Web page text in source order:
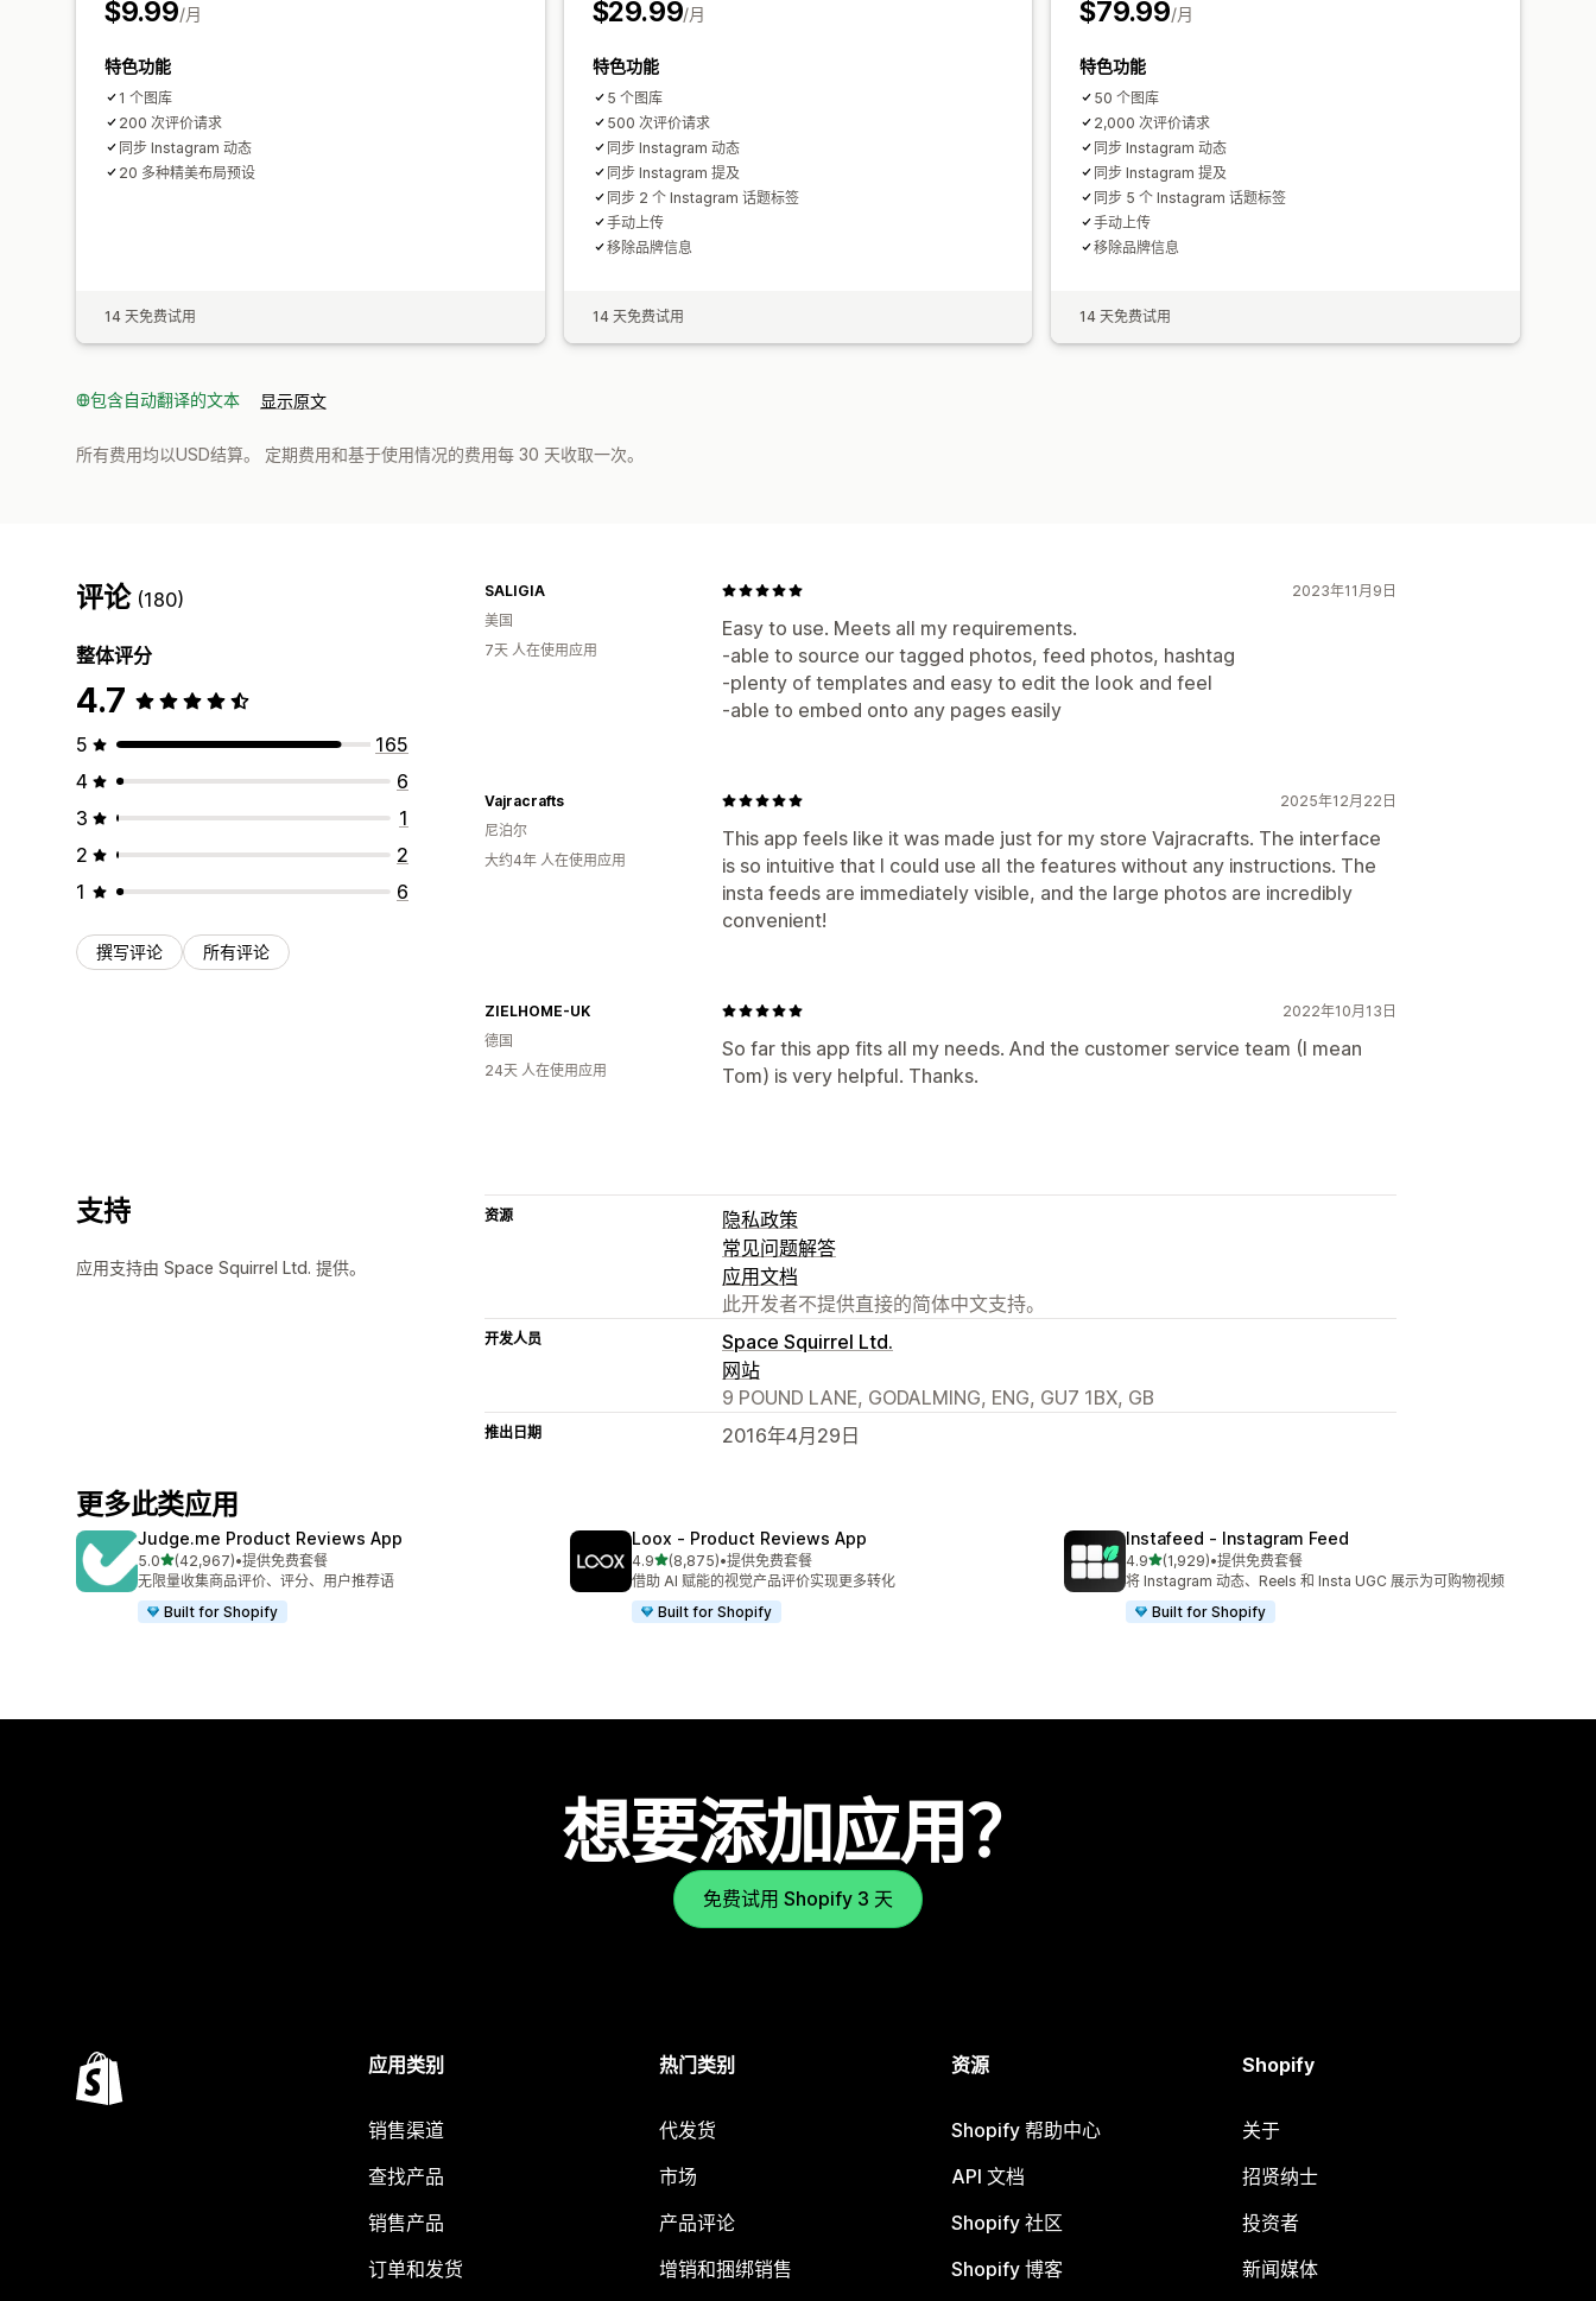
$9.99/月
特色功能
1 个图库
200 次评价请求
同步 Instagram 动态
20 多种精美布局预设
14 天免费试用
$29.99/月
特色功能
5 个图库
500 次评价请求
同步 Instagram 动态
同步 Instagram 提及
同步 2 个 Instagram 话题标签
手动上传
移除品牌信息
14 天免费试用
$79.99/月
特色功能
50 个图库
2,000 次评价请求
同步 Instagram 动态
同步 Instagram 提及
同步 5 个 Instagram 话题标签
手动上传
移除品牌信息
14 天免费试用
包含自动翻译的文本 显示原文
所有费用均以USD结算。 定期费用和基于使用情况的费用每 30 天收取一次。
评论 (180)
整体评分
4.7
5
165
4
6
3
1
2
2
1
6
撰写评论 所有评论
2023年11月9日
Easy to use. Meets all my requirements.
-able to source our tagged photos, feed photos, hashtag
-plenty of templates and easy to edit the look and feel
-able to embed onto any pages easily
SALIGIA
美国
7天 人在使用应用
2025年12月22日
This app feels like it was made just for my store Vajracrafts. The interface
is so intuitive that I could use all the features without any instructions. The
insta feeds are immediately visible, and the large photos are incredibly
convenient!
Vajracrafts
尼泊尔
大约4年 人在使用应用
2022年10月13日
So far this app fits all my needs. And the customer service team (I mean
Tom) is very helpful. Thanks.
ZIELHOME-UK
德国
24天 人在使用应用
支持
应用支持由 Space Squirrel Ltd. 提供。
资源
隐私政策
常见问题解答
应用文档
此开发者不提供直接的简体中文支持。
开发人员
Space Squirrel Ltd.
网站
9 POUND LANE, GODALMING, ENG, GU7 1BX, GB
推出日期 2016年4月29日
更多此类应用
Judge.me Product Reviews App
5.0星（满分 5 星）
(42,967)
总共 42967 条评论
•提供免费套餐
无限量收集商品评价、评分、用户推荐语
Built for Shopify
Loox ‑ Product Reviews App
4.9星（满分 5 星）
(8,875)
总共 8875 条评论
•提供免费套餐
借助 AI 赋能的视觉产品评价实现更多转化
Built for Shopify
Instafeed ‑ Instagram Feed
4.9星（满分 5 星）
(1,929)
总共 1929 条评论
•提供免费套餐
将 Instagram 动态、Reels 和 Insta UGC 展示为可购物视频
Built for Shopify
想要添加应用？
免费试用 Shopify 3 天
应用类别
销售渠道
查找产品
销售产品
订单和发货
热门类别
代发货
市场
产品评论
增销和捆绑销售
资源
Shopify 帮助中心
API 文档
Shopify 社区
Shopify 博客
Shopify
关于
招贤纳士
投资者
新闻媒体